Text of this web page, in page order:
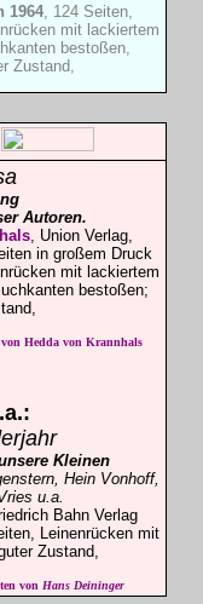
1964, 124 Seiten,
mit lackiertem
bestoßen,
Zustand,
Autoren.
, Union Verlag,
in großem Druck
mit lackiertem
bestoßen;
Hedda von Krannhals
:
Kleinen
Hein Vonhoff,
u.a.
Bahn Verlag
Leinenrücken mit
Zustand,
von Hans Deininger